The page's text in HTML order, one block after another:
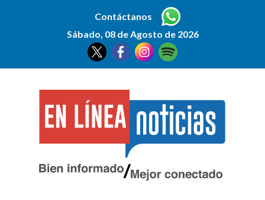
Contáctanos
Sábado, 08 de Agosto de 2026